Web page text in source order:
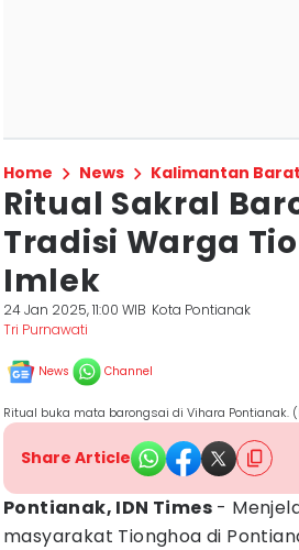
Home News Kalimantan Barat
Ritual Sakral
Tradisi Warga
Imlek
24 Jan 2025, 11:00 WIB Kota Pontianak
Tri Purnawati
News Channel
Ritual buka mata barongsai di Vihara Pontianak.
Share Article
Pontianak, IDN Times -
masyarakat Tionghoa di